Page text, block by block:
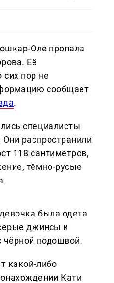
Оле пропала
Её
пор не
сообщает
.
специалисты
распространили
118 сантиметров,
тёмно-русые
была одета
джинсы и
чёрной подошвой.
какой-либо
Кати